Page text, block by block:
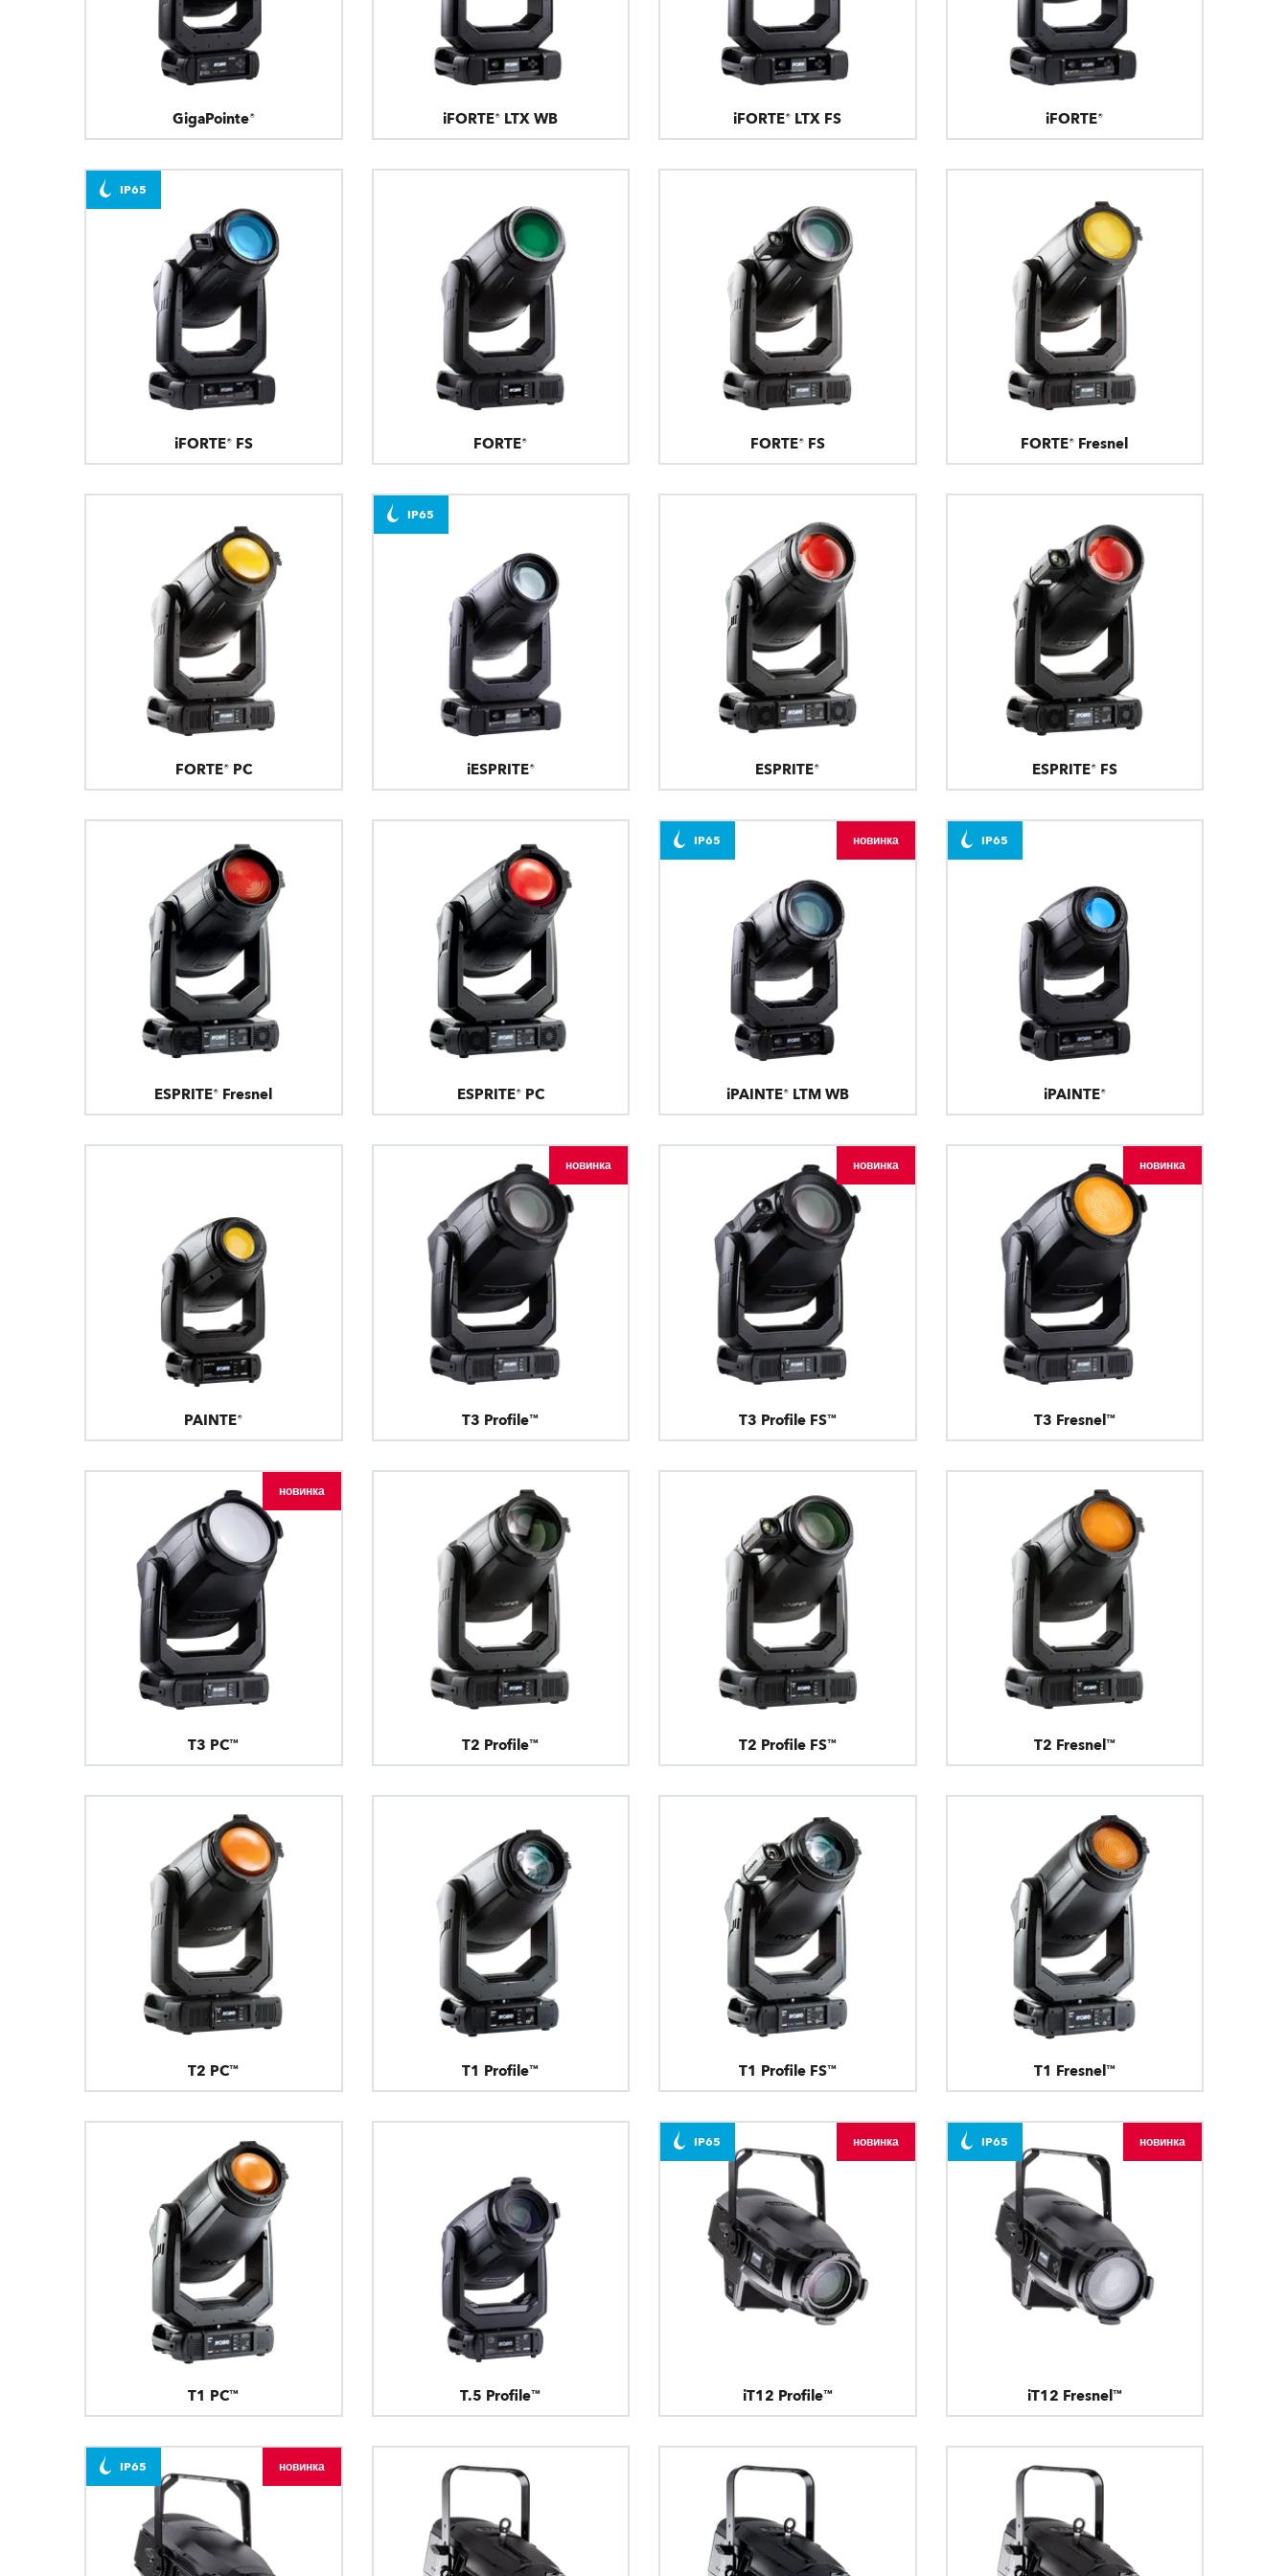
Развитие бизнеса
GigaPointe® iFORTE® LTX WB iFORTE® LTX FS iFORTE®
iFORTE® FS
IP65
FORTE® FORTE® FS FORTE® Fresnel
FORTE® PC iESPRITE®
IP65
ESPRITE® ESPRITE® FS
ESPRITE® Fresnel ESPRITE® PC iPAINTE® LTM WB
IP65 новинка
iPAINTE®
IP65
PAINTE® T3 Profile™
новинка
T3 Profile FS™
новинка
T3 Fresnel™
новинка
T3 PC™
новинка
T2 Profile™ T2 Profile FS™ T2 Fresnel™
T2 PC™ T1 Profile™ T1 Profile FS™ T1 Fresnel™
T1 PC™ T.5 Profile™ iT12 Profile™
IP65 новинка
iT12 Fresnel™
IP65 новинка
IP65 новинка